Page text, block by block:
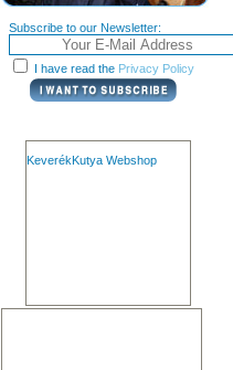
Subscribe to our Newsletter:
I have read the Privacy Policy
KeverékKutya Webshop